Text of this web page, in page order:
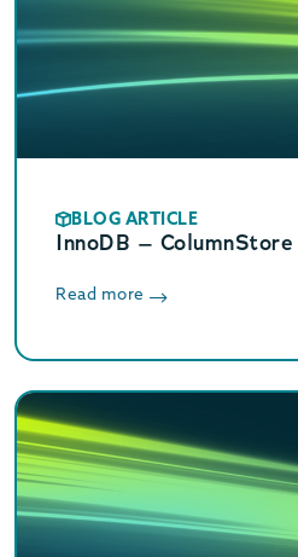
BLOG ARTICLE
InnoDB –
Read more